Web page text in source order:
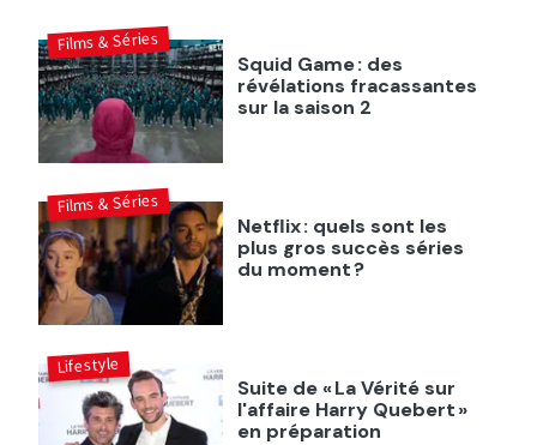
Squid Game : des
révélations fracassantes
sur la saison 2
Films & Séries
Netflix : quels sont les
plus gros succès séries
du moment ?
Films & Séries
Suite de « La Vérité sur
l'affaire Harry Quebert »
en préparation
Lifestyle